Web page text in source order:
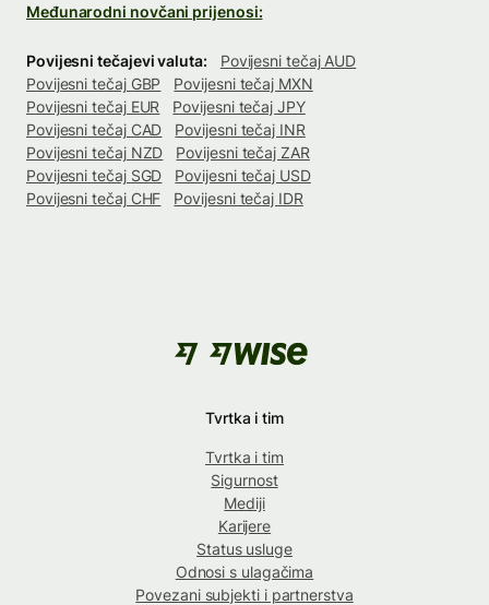
Međunarodni novčani prijenosi:
Povijesni tečajevi valuta:
Povijesni tečaj AUD
Povijesni tečaj GBP
Povijesni tečaj MXN
Povijesni tečaj EUR
Povijesni tečaj JPY
Povijesni tečaj CAD
Povijesni tečaj INR
Povijesni tečaj NZD
Povijesni tečaj ZAR
Povijesni tečaj SGD
Povijesni tečaj USD
Povijesni tečaj CHF
Povijesni tečaj IDR
Tvrtka i tim
Tvrtka i tim
Sigurnost
Mediji
Karijere
Status usluge
Odnosi s ulagačima
Povezani subjekti i partnerstva